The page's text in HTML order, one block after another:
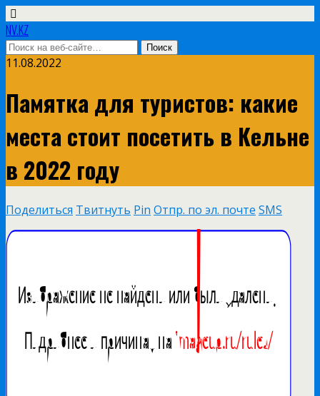
NV.KZ
11.08.2022
Памятка для туристов: какие
места стоит посетить в Кельне
в 2022 году
Поделиться Твитнуть Pin Отпр. по эл. почте SMS